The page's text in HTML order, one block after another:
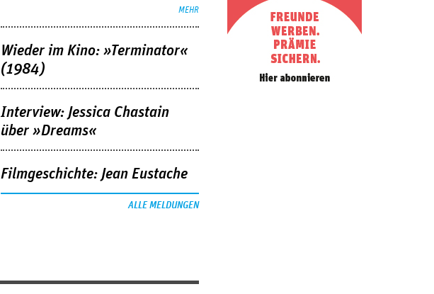
MEHR
Wieder im Kino: »Terminator«
(1984)
Interview: Jessica Chastain
über »Dreams«
Filmgeschichte: Jean Eustache
ALLE MELDUNGEN